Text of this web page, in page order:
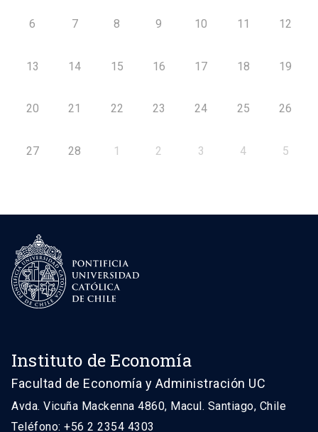
6 7 8 9 10 11 12
13 14 15 16 17 18 19
20 21 22 23 24 25 26
27 28 1 2 3 4 5
Instituto de Economía
Facultad de Economía y Administración UC
Avda. Vicuña Mackenna 4860, Macul. Santiago, Chile
Teléfono: +56 2 2354 4303